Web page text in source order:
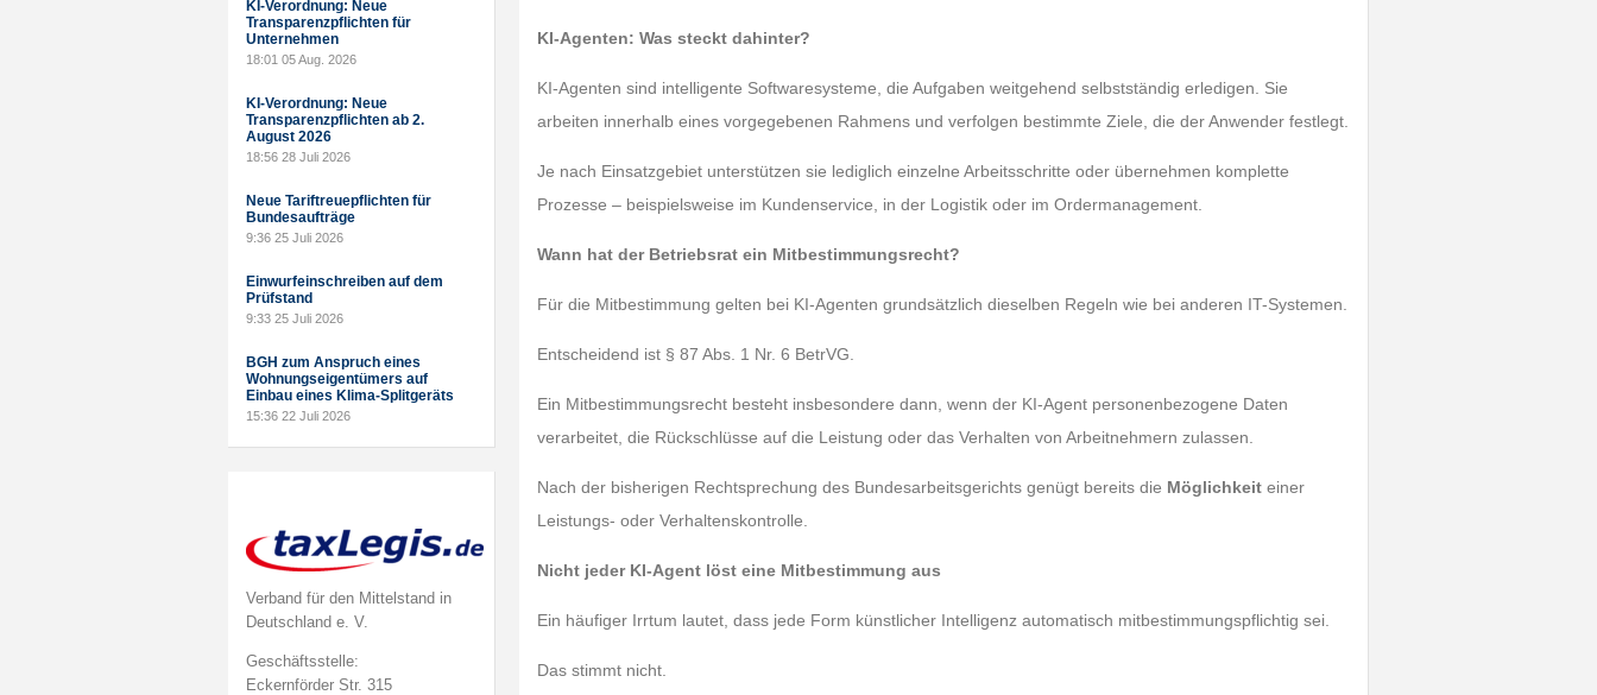
KI-Verordnung: Neue
Transparenzpflichten für
Unternehmen
18:01 05 Aug. 2026
KI-Verordnung: Neue
Transparenzpflichten ab 2.
August 2026
18:56 28 Juli 2026
Neue Tariftreuepflichten für
Bundesaufträge
9:36 25 Juli 2026
Einwurfeinschreiben auf dem
Prüfstand
9:33 25 Juli 2026
BGH zum Anspruch eines
Wohnungseigentümers auf
Einbau eines Klima-Splitgeräts
15:36 22 Juli 2026
Verband für den Mittelstand in
Deutschland e. V.
Geschäftsstelle:
Eckernförder Str. 315
KI-Agenten: Was steckt dahinter?
KI-Agenten sind intelligente Softwaresysteme, die Aufgaben weitgehend selbstständig erledigen. Sie
arbeiten innerhalb eines vorgegebenen Rahmens und verfolgen bestimmte Ziele, die der Anwender festlegt.
Je nach Einsatzgebiet unterstützen sie lediglich einzelne Arbeitsschritte oder übernehmen komplette
Prozesse – beispielsweise im Kundenservice, in der Logistik oder im Ordermanagement.
Wann hat der Betriebsrat ein Mitbestimmungsrecht?
Für die Mitbestimmung gelten bei KI-Agenten grundsätzlich dieselben Regeln wie bei anderen IT-Systemen.
Entscheidend ist § 87 Abs. 1 Nr. 6 BetrVG.
Ein Mitbestimmungsrecht besteht insbesondere dann, wenn der KI-Agent personenbezogene Daten
verarbeitet, die Rückschlüsse auf die Leistung oder das Verhalten von Arbeitnehmern zulassen.
Nach der bisherigen Rechtsprechung des Bundesarbeitsgerichts genügt bereits die Möglichkeit einer
Leistungs- oder Verhaltenskontrolle.
Nicht jeder KI-Agent löst eine Mitbestimmung aus
Ein häufiger Irrtum lautet, dass jede Form künstlicher Intelligenz automatisch mitbestimmungspflichtig sei.
Das stimmt nicht.